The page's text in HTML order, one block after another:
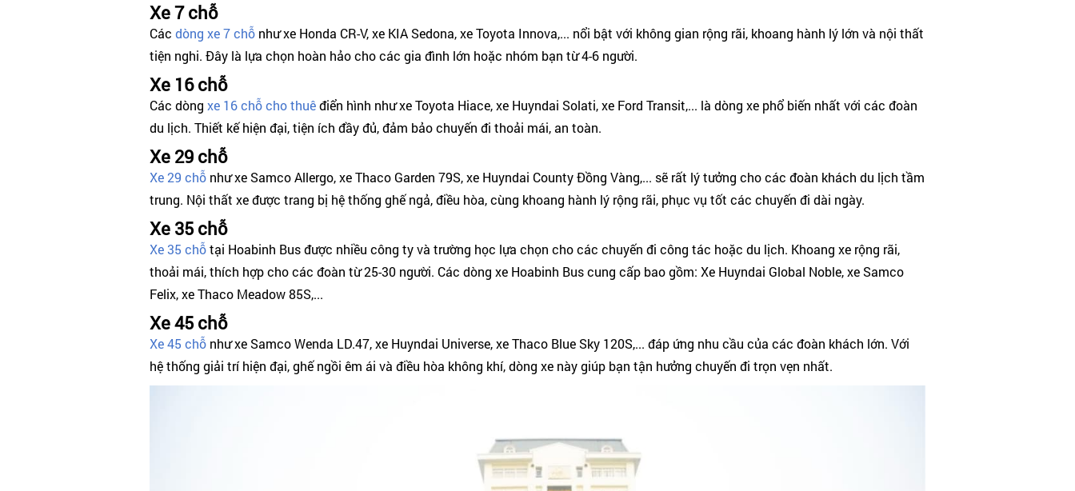
Xe 7 chỗ
Các dòng xe 7 chỗ như xe Honda CR-V, xe KIA Sedona, xe Toyota Innova,... nổi bật với không gian rộng rãi, khoang hành lý lớn và nội thất
tiện nghi. Đây là lựa chọn hoàn hảo cho các gia đình lớn hoặc nhóm bạn từ 4-6 người.
Xe 16 chỗ
Các dòng xe 16 chỗ cho thuêđiển hình như xe Toyota Hiace, xe Huyndai Solati, xe Ford Transit,... là dòng xe phổ biến nhất với các đoàn
du lịch. Thiết kế hiện đại, tiện ích đầy đủ, đảm bảo chuyến đi thoải mái, an toàn.
Xe 29 chỗ
Xe 29 chỗ như xe Samco Allergo, xe Thaco Garden 79S, xe Huyndai County Đồng Vàng,... sẽ rất lý tưởng cho các đoàn khách du lịch tầm
trung. Nội thất xe được trang bị hệ thống ghế ngả, điều hòa, cùng khoang hành lý rộng rãi, phục vụ tốt các chuyến đi dài ngày.
Xe 35 chỗ
Xe 35 chỗtại Hoabinh Bus được nhiều công ty và trường học lựa chọn cho các chuyến đi công tác hoặc du lịch. Khoang xe rộng rãi,
thoải mái, thích hợp cho các đoàn từ 25-30 người. Các dòng xe Hoabinh Bus cung cấp bao gồm: Xe Huyndai Global Noble, xe Samco
Felix, xe Thaco Meadow 85S,...
Xe 45 chỗ
Xe 45 chỗ như xe Samco Wenda LD.47, xe Huyndai Universe, xe Thaco Blue Sky 120S,... đáp ứng nhu cầu của các đoàn khách lớn. Với
hệ thống giải trí hiện đại, ghế ngồi êm ái và điều hòa không khí, dòng xe này giúp bạn tận hưởng chuyến đi trọn vẹn nhất.